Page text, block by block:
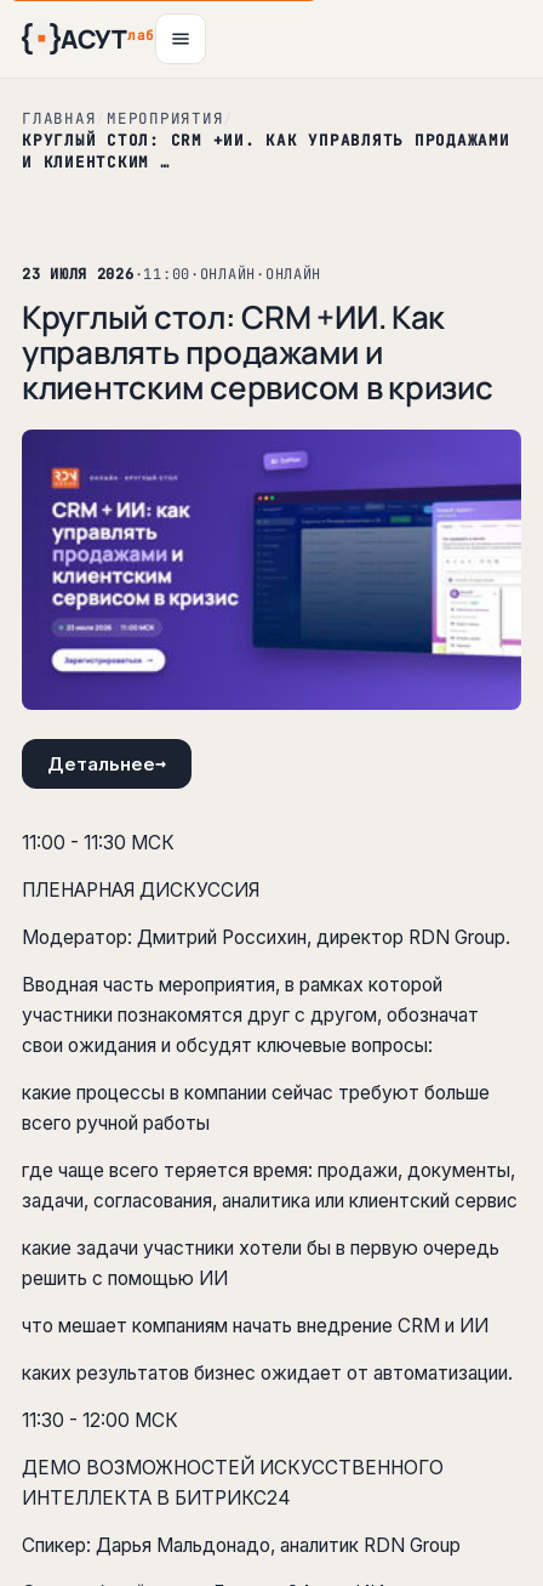
АСУТлаб
ГЛАВНАЯ МЕРОПРИЯТИЯ
КРУГЛЫЙ СТОЛ: CRM +ИИ. КАК УПРАВЛЯТЬ ПРОДАЖАМИ
И КЛИЕНТСКИМ …
23 ИЮЛЯ 2026·11:00· ОНЛАЙН · ОНЛАЙН
Круглый стол: CRM +ИИ. Как
управлять продажами и
клиентским сервисом в кризис
Детальнее→
11:00 - 11:30 МСК
ПЛЕНАРНАЯ ДИСКУССИЯ
Модератор: Дмитрий Россихин, директор RDN Group.
Вводная часть мероприятия, в рамках которой
участники познакомятся друг с другом, обозначат
свои ожидания и обсудят ключевые вопросы:
какие процессы в компании сейчас требуют больше
всего ручной работы
где чаще всего теряется время: продажи, документы,
задачи, согласования, аналитика или клиентский сервис
какие задачи участники хотели бы в первую очередь
решить с помощью ИИ
что мешает компаниям начать внедрение CRM и ИИ
каких результатов бизнес ожидает от автоматизации.
11:30 - 12:00 МСК
ДЕМО ВОЗМОЖНОСТЕЙ ИСКУССТВЕННОГО
ИНТЕЛЛЕКТА В БИТРИКС24
Спикер: Дарья Мальдонадо, аналитик RDN Group
11 авг
15 авг
19 авг
24 авг